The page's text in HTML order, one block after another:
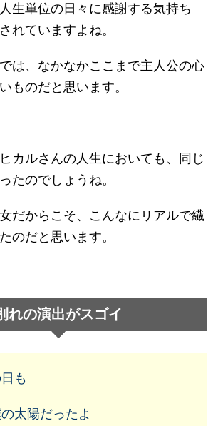
生単位の日々に感謝する気持ち
れていますよね。
は、なかなかここまで主人公の心
ものだと思います。
カルさんの人生においても、同じ
たのでしょうね。
だからこそ、こんなにリアルで繊
のだと思います。
れの演出がスゴイ
も
太陽だったよ